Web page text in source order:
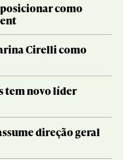
como
Cirelli como
tem novo líder
direção geral